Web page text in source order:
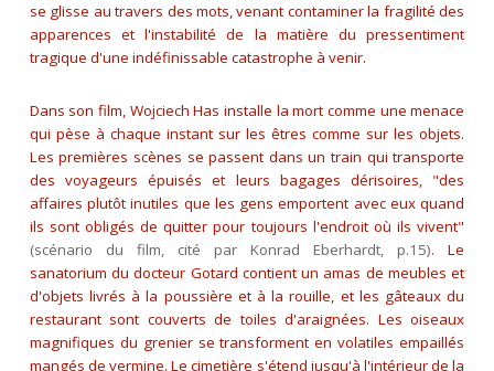
se glisse au travers des mots, venant contaminer la fragilité des
apparences et l'instabilité de la matière du pressentiment
tragique d'une indéfinissable catastrophe à venir.
Dans son film, Wojciech Has installe la mort comme une menace
qui pèse à chaque instant sur les êtres comme sur les objets.
Les premières scènes se passent dans un train qui transporte
des voyageurs épuisés et leurs bagages dérisoires, "des
affaires plutôt inutiles que les gens emportent avec eux quand
ils sont obligés de quitter pour toujours l'endroit où ils vivent"
(scénario du film, cité par Konrad Eberhardt, p.15). Le
sanatorium du docteur Gotard contient un amas de meubles et
d'objets livrés à la poussière et à la rouille, et les gâteaux du
restaurant sont couverts de toiles d'araignées. Les oiseaux
magnifiques du grenier se transforment en volatiles empaillés
mangés de vermine. Le cimetière s'étend jusqu'à l'intérieur de la